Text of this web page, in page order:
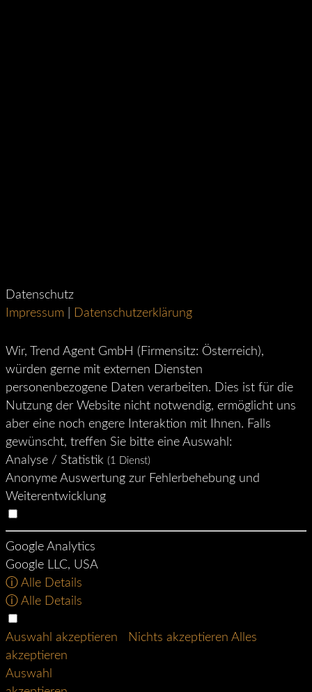
Datenschutz
Impressum
Datenschutzerklärung
Wir, Trend Agent GmbH (Firmensitz: Österreich),
würden gerne mit externen Diensten
personenbezogene Daten verarbeiten. Dies ist für die
Nutzung der Website nicht notwendig, ermöglicht uns
aber eine noch engere Interaktion mit Ihnen. Falls
gewünscht, treffen Sie bitte eine Auswahl:
Analyse / Statistik (1 Dienst)
Anonyme Auswertung zur Fehlerbehebung und
Weiterentwicklung
Google Analytics
Google LLC, USA
ⓘ Alle Details
ⓘ Alle Details
Auswahl akzeptieren Nichts akzeptieren Alles
akzeptieren
Auswahl